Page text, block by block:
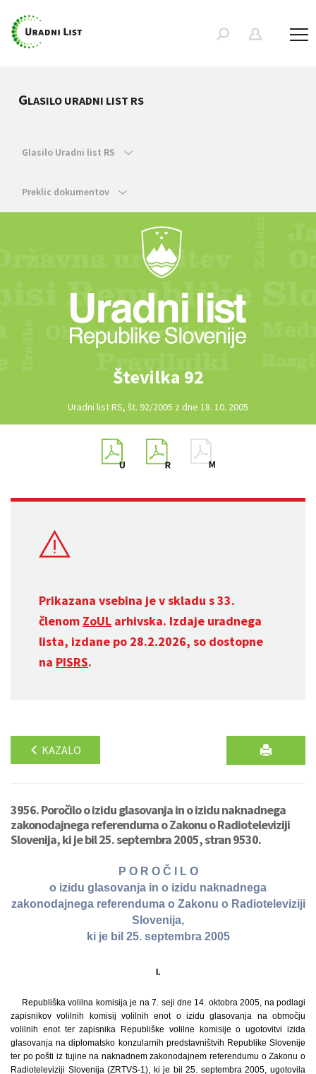
GLASILO URADNI LIST RS
Glasilo Uradni list RS
Preklic dokumentov
Številka 92
Uradni list RS, št. 92/2005 z dne 18. 10. 2005
Prikazana vsebina je v skladu s 33.
členom ZoUL arhivska. Izdaje uradnega
lista, izdane po 28.2.2026, so dostopne
na PISRS.
KAZALO
3956. Poročilo o izidu glasovanja in o izidu naknadnega
zakonodajnega referenduma o Zakonu o Radioteleviziji
Slovenija, ki je bil 25. septembra 2005, stran 9530.
P O R O Č I L O
o izidu glasovanja in o izidu naknadnega
zakonodajnega referenduma o Zakonu o Radioteleviziji
Slovenija,
ki je bil 25. septembra 2005
I.
Republiška volilna komisija je na 7. seji dne 14. oktobra 2005, na podlagi
zapisnikov volilnih komisij volilnih enot o izidu glasovanja na območju
volilnih enot ter zapisnika Republiške volilne komisije o ugotovitvi izida
glasovanja na diplomatsko konzularnih predstavništvih Republike Slovenije
ter po pošti iz tujine na naknadnem zakonodajnem referendumu o Zakonu o
Radioteleviziji Slovenija (ZRTVS-1), ki je bil 25. septembra 2005, ugotovila